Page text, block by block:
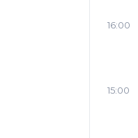
16:00
15:00